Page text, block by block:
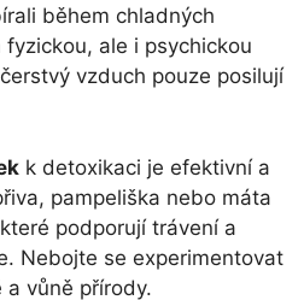
během chladných
ale i psychickou
vzduch pouze posilují
k detoxikaci je efektivní a
pampeliška nebo máta
podporují trávení a
Nebojte se experimentovat
vůně přírody.